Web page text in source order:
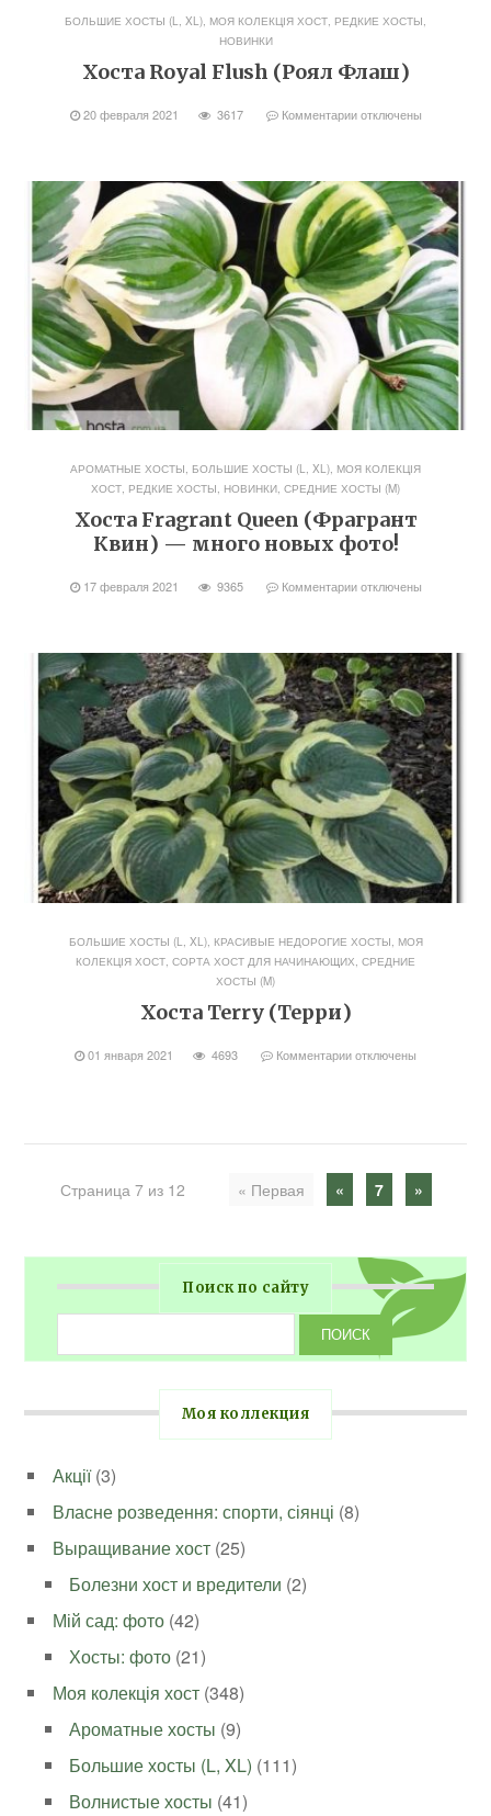
БОЛЬШИЕ ХОСТЫ (L, XL) МОЯ КОЛЕКЦІЯ ХОСТ РЕДКИЕ ХОСТЫ,
НОВИНКИ
Хоста Royal Flush (Роял Флаш)
20 февраля 2021 3617 Комментарииотключены
АРОМАТНЫЕ ХОСТЫ, БОЛЬШИЕ ХОСТЫ (L, XL), МОЯ КОЛЕКЦІЯ
ХОСТ, РЕДКИЕ ХОСТЫ, НОВИНКИ, СРЕДНИЕ ХОСТЫ (M)
Хоста Fragrant Queen (Фрагрант
Квин) — много новых фото!
17 февраля 2021 9365 Комментарииотключены
БОЛЬШИЕ ХОСТЫ (L, XL), КРАСИВЫЕ НЕДОРОГИЕ ХОСТЫ, МОЯ
КОЛЕКЦІЯ ХОСТ, СОРТА ХОСТ ДЛЯ НАЧИНАЮЩИХ, СРЕДНИЕ
ХОСТЫ (M)
Хоста Terry (Терри)
01 января 2021 4693 Комментарииотключены
Страница 7 из 12 « Первая « 7 »
Поиск по сайту
Моя коллекция
Акції(3)
Власне розведення: спорти, сіянці (8)
Выращивание хост (25)
Болезни хост и вредители (2)
Мій сад: фото (42)
Хосты: фото (21)
Моя колекція хост (348)
Ароматные хосты (9)
Большие хосты (L, XL) (111)
Волнистые хосты (41)